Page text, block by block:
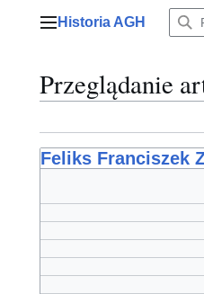
Menu główne
Historia AGH
Przeglądanie
Feliks Franciszek